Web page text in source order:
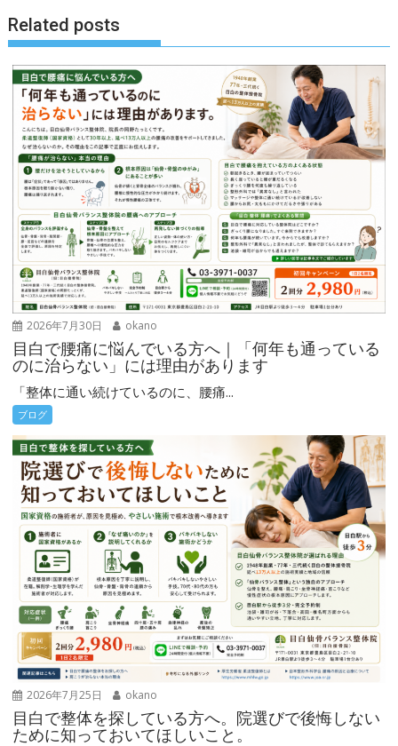
ー
シ
ョ
ン
Related posts
2026年7月30日 okano
目白で腰痛に悩んでいる方へ｜「何年も通っている
のに治らない」には理由があります
「整体に通い続けているのに、腰痛...
ブログ
2026年7月25日 okano
目白で整体を探している方へ。院選びで後悔しない
ために知っておいてほしいこと。